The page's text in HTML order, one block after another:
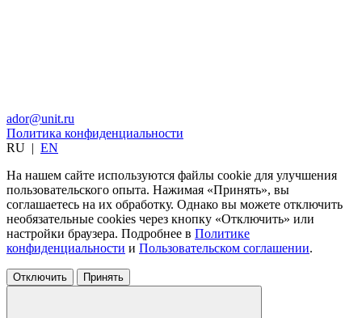
ador@unit.ru
Политика конфиденциальности
RU | EN
На нашем сайте используются файлы cookie для улучшения
пользовательского опыта. Нажимая «Принять», вы
соглашаетесь на их обработку. Однако вы можете отключить
необязательные cookies через кнопку «Отключить» или
настройки браузера. Подробнее в Политике
конфиденциальности и Пользовательском соглашении.
Отключить Принять